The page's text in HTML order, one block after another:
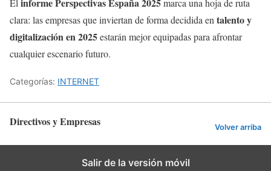
clara: las empresas que inviertan de forma decidida en talento y
digitalización en 2025estarán mejor equipadas para afrontar
cualquier escenario futuro.
Categorías: INTERNET
Directivos y Empresas Volver arriba
Salir de la versión móvil